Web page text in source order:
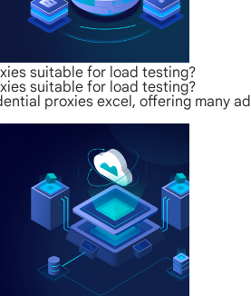
suitable for load testing?
suitable for load testing?
proxies excel, offering many